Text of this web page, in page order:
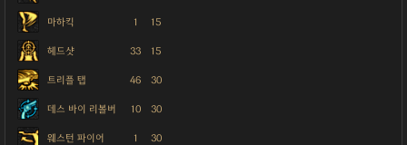
마하킥 1 15
헤드샷 33 15
트리플 탭 46 30
데스 바이 리볼버 10 30
웨스턴 파이어 1 30